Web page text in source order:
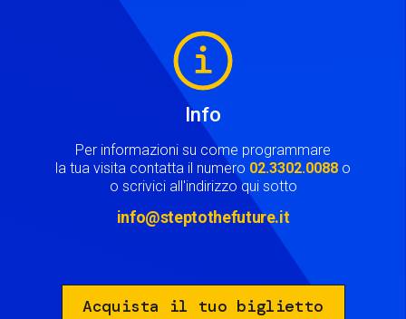
Info
Per informazioni su come programmare
la tua visita contatta il numero 02.3302.0088 o
o scrivici all'indirizzo qui sotto
info@steptothefuture.it
Acquista il tuo biglietto